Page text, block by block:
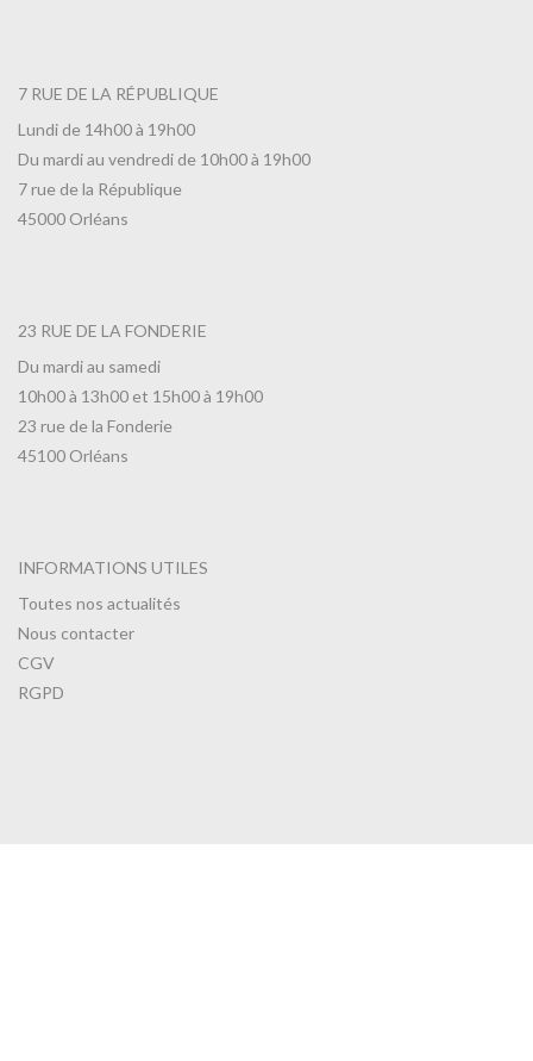
7 RUE DE LA RÉPUBLIQUE
Lundi de 14h00 à 19h00
Du mardi au vendredi de 10h00 à 19h00
7 rue de la République
45000 Orléans
23 RUE DE LA FONDERIE
Du mardi au samedi
10h00 à 13h00 et 15h00 à 19h00
23 rue de la Fonderie
45100 Orléans
INFORMATIONS UTILES
Toutes nos actualités
Nous contacter
CGV
RGPD